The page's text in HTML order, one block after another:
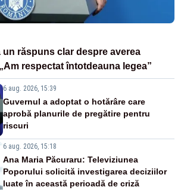
un răspuns clar despre averea
respectat întotdeauna legea”
6 aug. 2026, 15:39
Guvernul a adoptat o hotărâre care
aprobă planurile de pregătire pentru
riscuri
6 aug. 2026, 15:18
Ana Maria Păcuraru: Televiziunea
Poporului solicită investigarea deciziilor
luate în această perioadă de criză